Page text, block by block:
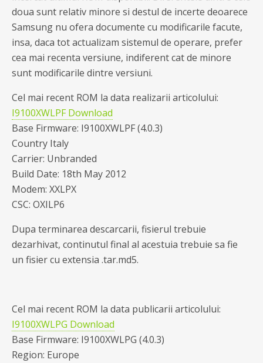
doua sunt relativ minore si destul de incerte deoarece
Samsung nu ofera documente cu modificarile facute,
insa, daca tot actualizam sistemul de operare, prefer
cea mai recenta versiune, indiferent cat de minore
sunt modificarile dintre versiuni.
Cel mai recent ROM la data realizarii articolului:
I9100XWLPF Download
Base Firmware: I9100XWLPF (4.0.3)
Country Italy
Carrier: Unbranded
Build Date: 18th May 2012
Modem: XXLPX
CSC: OXILP6
Dupa terminarea descarcarii, fisierul trebuie
dezarhivat, continutul final al acestuia trebuie sa fie
un fisier cu extensia .tar.md5.
Cel mai recent ROM la data publicarii articolului:
I9100XWLPG Download
Base Firmware: I9100XWLPG (4.0.3)
Region: Europe